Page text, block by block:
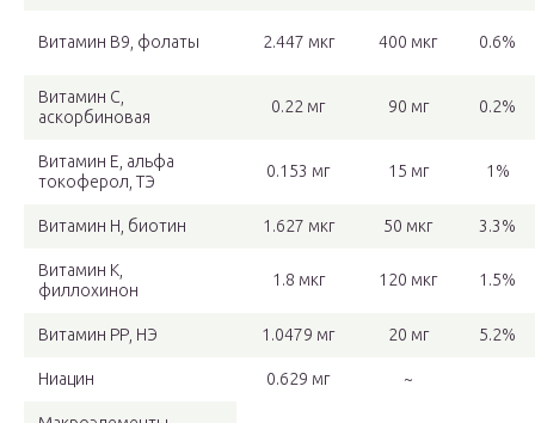
Витамин В9, фолаты 2.447 мкг 400 мкг 0.6%
Витамин C,
аскорбиновая
0.22 мг 90 мг 0.2%
Витамин Е, альфа
токоферол, ТЭ
0.153 мг 15 мг 1%
Витамин Н, биотин 1.627 мкг 50 мкг 3.3%
Витамин К,
филлохинон
1.8 мкг 120 мкг 1.5%
Витамин РР, НЭ 1.0479 мг 20 мг 5.2%
Ниацин 0.629 мг ~